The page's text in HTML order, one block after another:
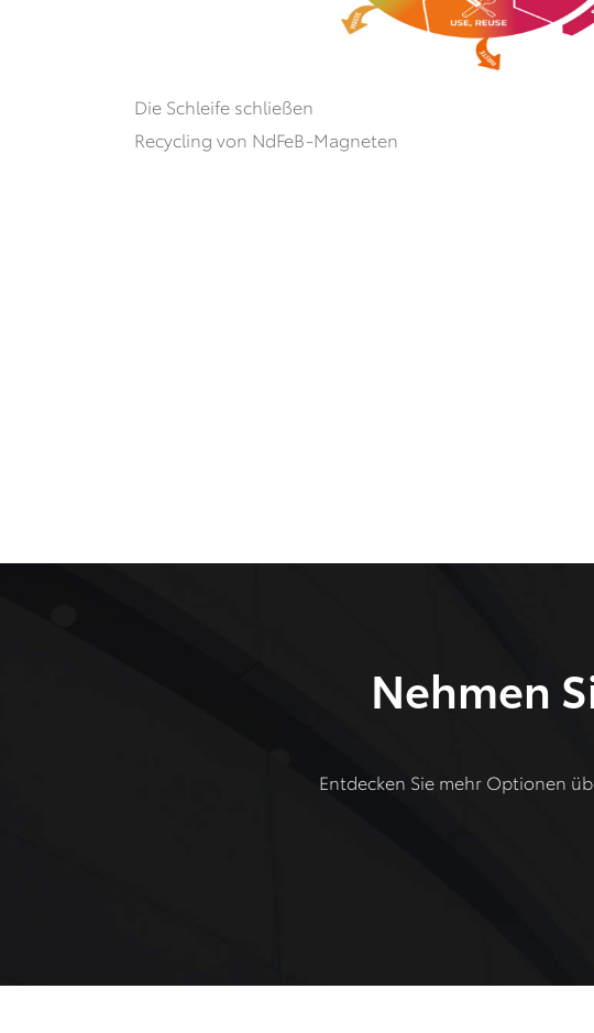
Die Schleife schließen
Recycling von NdFeB-Magneten
Nehmen
Entdecken Sie mehr Optionen